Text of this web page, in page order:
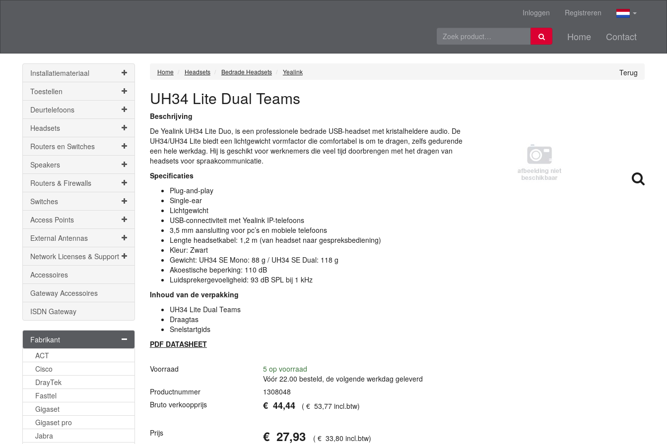
Inloggen Registreren
Home Contact
Installatiemateriaal
Toestellen
Deurtelefoons
Headsets
Routers en Switches
Speakers
Routers & Firewalls
Switches
Access Points
External Antennas
Network Licenses & Support
Accessoires
Gateway Accessoires
ISDN Gateway
Fabrikant
ACT
Cisco
DrayTek
Fasttel
Gigaset
Gigaset pro
Jabra
Terug
Home Headsets Bedrade Headsets Yealink
UH34 Lite Dual Teams
Beschrijving
De Yealink UH34 Lite Duo, is een professionele bedrade USB-headset met kristalheldere audio. De
UH34/UH34 Lite biedt een lichtgewicht vormfactor die comfortabel is om te dragen, zelfs gedurende
een hele werkdag. Hij is geschikt voor werknemers die veel tijd doorbrengen met het dragen van
headsets voor spraakcommunicatie.
Specificaties
Plug-and-play
Single-ear
Lichtgewicht
USB-connectiviteit met Yealink IP-telefoons
3,5 mm aansluiting voor pc’s en mobiele telefoons
Lengte headsetkabel: 1,2 m (van headset naar gespreksbediening)
Kleur: Zwart
Gewicht: UH34 SE Mono: 88 g / UH34 SE Dual: 118 g
Akoestische beperking: 110 dB
Luidsprekergevoeligheid: 93 dB SPLbij 1 kHz
Inhoud van de verpakking
UH34 Lite Dual Teams
Draagtas
Snelstartgids
PDF DATASHEET
Voorraad 5op voorraad
Vóór 22.00 besteld, de volgende werkdag geleverd
Productnummer
1308048
Bruto verkoopprijs
€ 44,44 (€ 53,77 incl.btw)
Prijs € 27,93 (€ 33,80 incl.btw)